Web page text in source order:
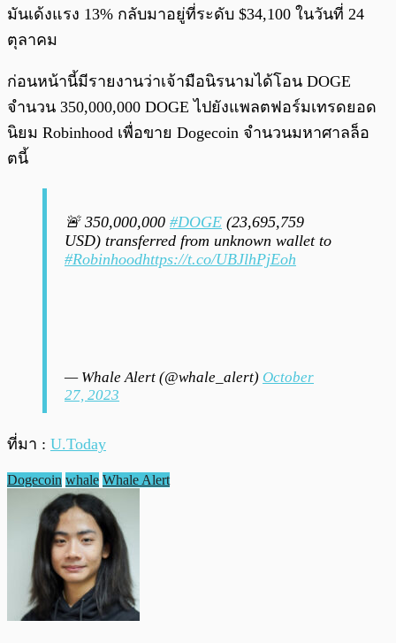
มันเด้งแรง 13% กลับมาอยู่ที่ระดับ $34,100 ในวันที่ 24
ตุลาคม
ก่อนหน้านี้มีรายงานว่าเจ้ามือนิรนามได้โอน DOGE
จำนวน 350,000,000 DOGE ไปยังแพลตฟอร์มเทรดยอด
นิยม Robinhood เพื่อขาย Dogecoin จำนวนมหาศาลล็อ
ตนี้
🚨 350,000,000 #DOGE (23,695,759
USD) transferred from unknown wallet to
#Robinhoodhttps://t.co/UBJlhPjEoh
— Whale Alert (@whale_alert) October
27, 2023
ที่มา : U.Today
Dogecoin whale Whale Alert